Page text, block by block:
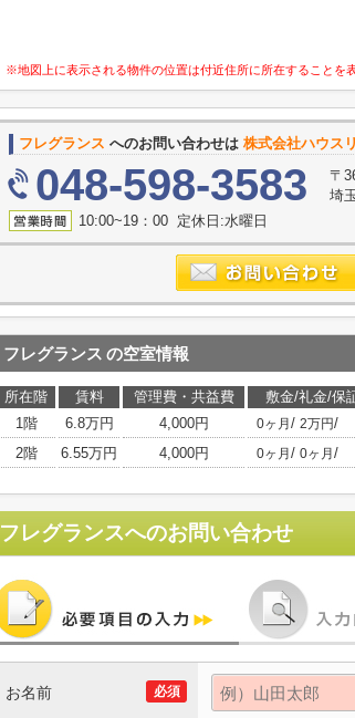
※地図上に表示される物件の位置は付近住所に所在することを
フレグランス へのお問い合わせは 株式会社ハウス
048-598-3583
〒
埼
10:00~19：00 定休日:水曜日
フレグランス の空室情報
所在階 賃料 管理費・共益費 敷金/礼金/保
1階
6.8万円 4,000円 0ヶ月 / 2万円/
2階
6.55万円 4,000円 0ヶ月 / 0ヶ月 /
フレグランスへのお問い合わせ
必須
お名前